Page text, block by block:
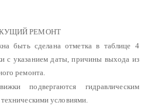
РЕМОНТ
быть сделана отметка в таблице 4
с указанием даты, причины выхода из
ремонта.
подвергаются гидравлическим
условиями.